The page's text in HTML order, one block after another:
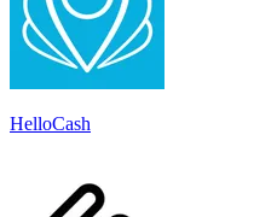
HelloCash